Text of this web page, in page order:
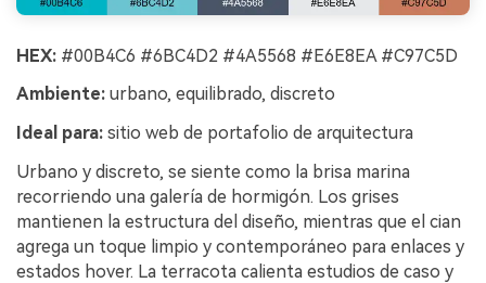
HEX: #00B4C6 #6BC4D2 #4A5568 #E6E8EA #C97C5D
Ambiente: urbano, equilibrado, discreto
Ideal para: sitio web de portafolio de arquitectura
Urbano y discreto, se siente como la brisa marina
recorriendo una galería de hormigón. Los grises
mantienen la estructura del diseño, mientras que el cian
agrega un toque limpio y contemporáneo para enlaces y
estados hover. La terracota calienta estudios de caso y